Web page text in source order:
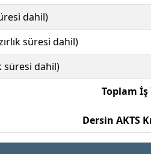
dahil)
süresi dahil)
süresi dahil)
Toplam İş
Dersin AKTS